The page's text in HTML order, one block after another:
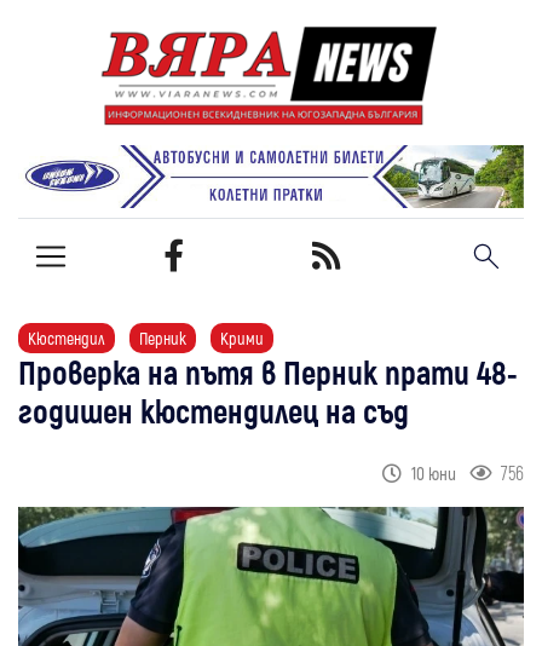
Кюстендил Перник Крими
Проверка на пътя в Перник прати 48-
годишен кюстендилец на съд
10 юни 756